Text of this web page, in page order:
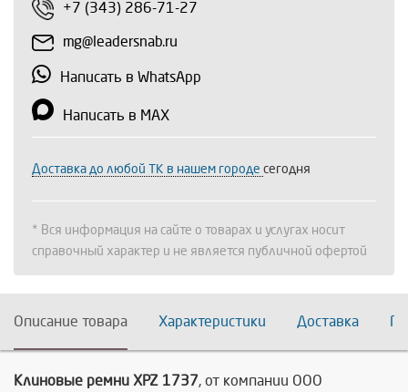
+7 (343) 286-71-27
mg@leadersnab.ru
Написать в WhatsApp
Написать в MAX
Доставка до любой ТК в нашем городе сегодня
* Вся информация на сайте о товарах и услугах носит
справочный характер и не является публичной офертой
Описание товара Характеристики Доставка
Клиновые ремни XPZ 1737, от компании ООО